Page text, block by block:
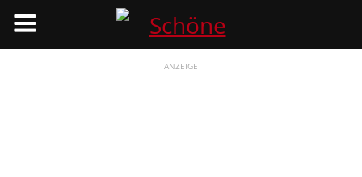
ANZEIGE